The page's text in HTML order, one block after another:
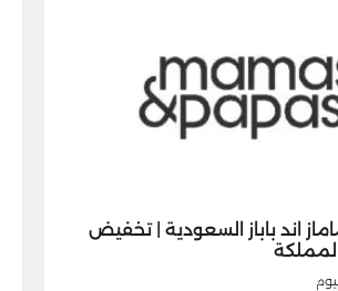
اند باباز السعودية | تخفيض